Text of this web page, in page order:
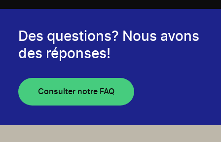
Des questions? Nous avons
des réponses!
Consulter notre FAQ